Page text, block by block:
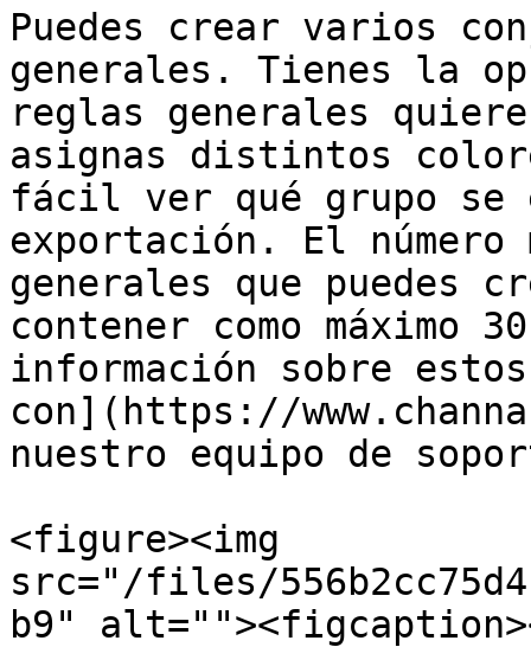
Puedes crear varios
generales. Tienes la
reglas generales
asignas distintos
fácil ver qué grupo se
exportación. El número
generales que puedes
contener como máximo
información sobre
con](https://
nuestro equipo de
<figure><img
src="/files/
b9"